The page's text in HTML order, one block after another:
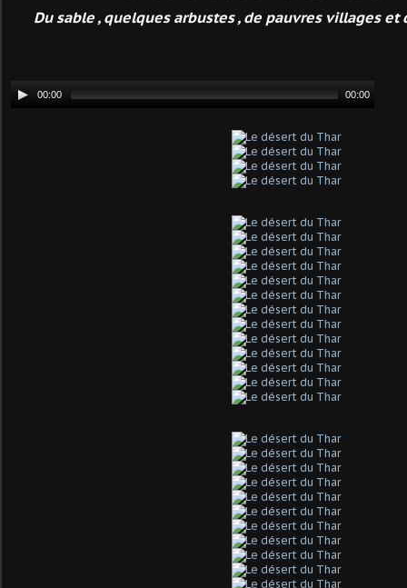
Du sable , quelques arbustes , de pauvres villages et